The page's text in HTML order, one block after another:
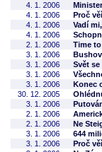
4. 1. 2006
4. 1. 2006
Proč
4. 1. 2006
Vadí
4. 1. 2006
2. 1. 2006
Time
3. 1. 2006
3. 1. 2006
Svět
3. 1. 2006
3. 1. 2006
Konec
30. 12. 2005
3. 1. 2006
2. 1. 2006
2. 1. 2006
Ne
3. 1. 2006
644
3. 1. 2006
Proč